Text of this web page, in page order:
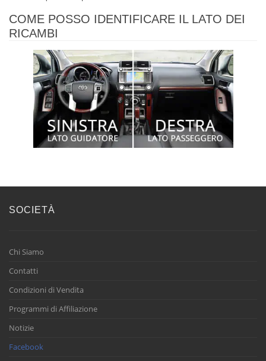
COME POSSO IDENTIFICARE IL LATO DEI
RICAMBI
SOCIETÀ
Chi Siamo
Contatti
Condizioni di Vendita
Programmi di Affiliazione
Notizie
Facebook